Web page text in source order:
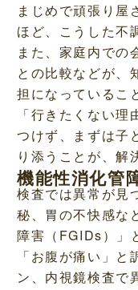
まじめで頑張り屋
ほど、こうした不
また、家庭内での
との比較などが、
担になっているこ
「行きたくない
つけず、まずは子
り添うことが、解
機能性消化管
検査では異常が見
秘、胃の不快感な
障害（FGIDs）」
「お腹が痛い」
ン、内視鏡検査で